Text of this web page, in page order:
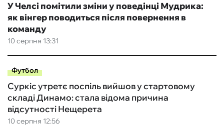
10 серпня 13:31
У Челсі помітили зміни у поведінці Мудрика:
як вінгер поводиться після повернення в
команду
Футбол
10 серпня 12:56
Суркіс утретє поспіль вийшов у стартовому
складі Динамо: стала відома причина
відсутності Нещерета